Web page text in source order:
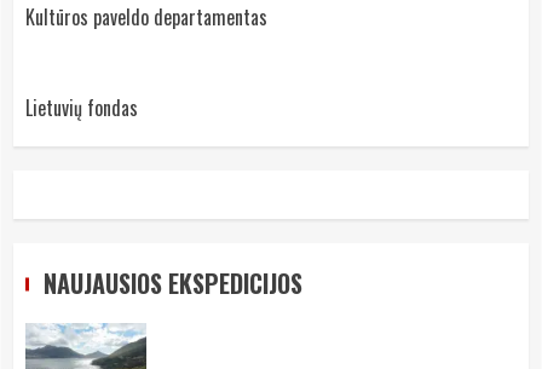
Kultūros paveldo departamentas
Lietuvių fondas
NAUJAUSIOS EKSPEDICIJOS